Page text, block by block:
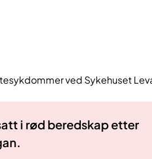
ved Sykehuset
i rød beredskap etter